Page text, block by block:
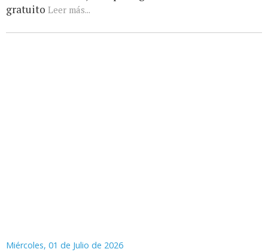
gratuito Leer más...
Miércoles, 01 de Julio de 2026